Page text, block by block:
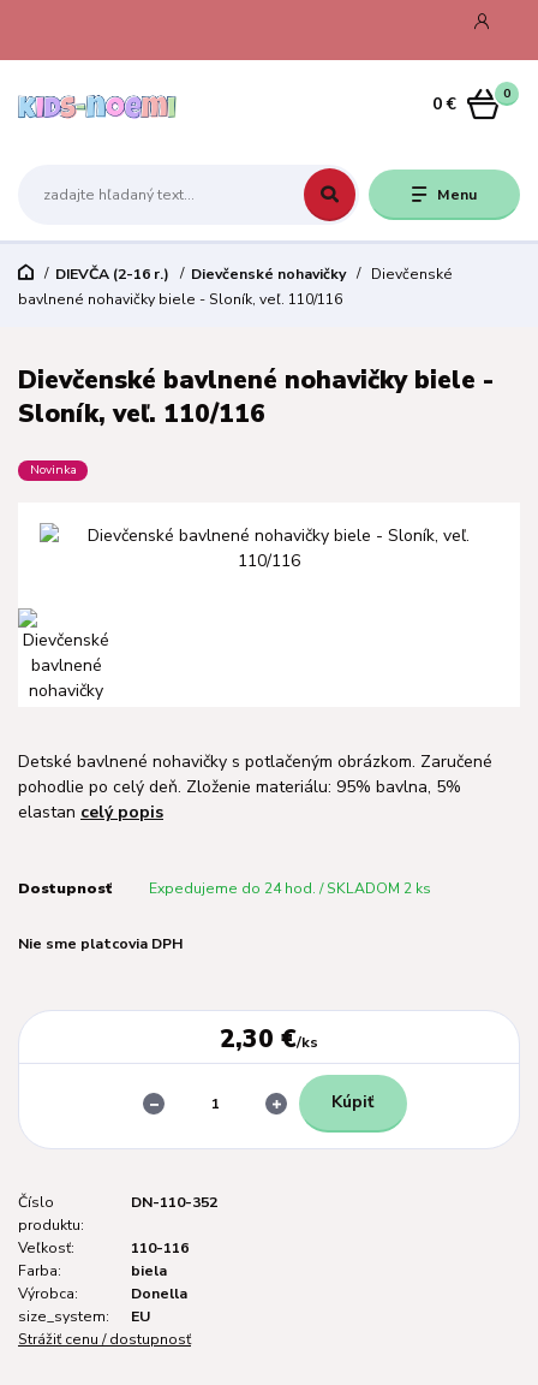
Menu
0
0 €
DIEVČA (2-16 r.) Dievčenské nohavičky
Dievčenské
bavlnené nohavičky biele - Sloník, veľ. 110/116
Dievčenské bavlnené nohavičky biele -
Sloník, veľ. 110/116
Novinka
Detské bavlnené nohavičky s potlačeným obrázkom. Zaručené
pohodlie po celý deň. Zloženie materiálu: 95% bavlna, 5%
elastan celý popis
Dostupnosť Expedujeme do 24 hod. / SKLADOM 2 ks
Nie sme platcovia DPH
2,30 €/ks
Kúpiť
Číslo
produktu:
DN-110-352
Veľkosť:
110-116
Farba:
biela
Výrobca:
Donella
size_system:
EU
Strážiť cenu / dostupnosť